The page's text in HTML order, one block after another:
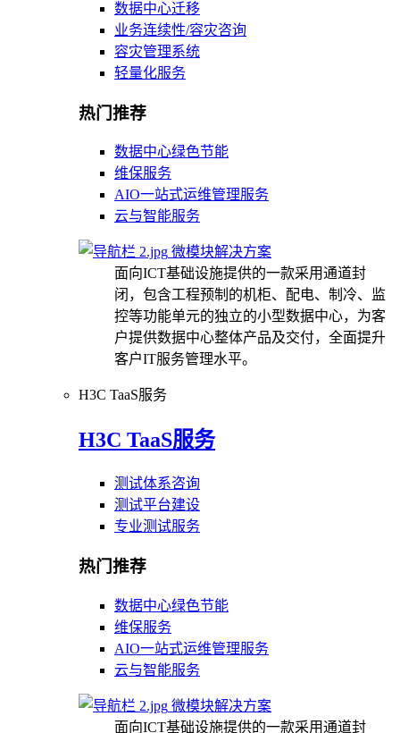
数据中心迁移
业务连续性/容灾咨询
容灾管理系统
轻量化服务
热门推荐
数据中心绿色节能
维保服务
AIO一站式运维管理服务
云与智能服务
微模块解决方案
面向ICT基础设施提供的一款采用通道封
闭，包含工程预制的机柜、配电、制冷、监
控等功能单元的独立的小型数据中心，为客
户提供数据中心整体产品及交付，全面提升
客户IT服务管理水平。
H3C TaaS服务
H3C TaaS服务
测试体系咨询
测试平台建设
专业测试服务
热门推荐
数据中心绿色节能
维保服务
AIO一站式运维管理服务
云与智能服务
微模块解决方案
面向ICT基础设施提供的一款采用通道封